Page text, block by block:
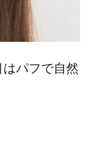
はパフで自然